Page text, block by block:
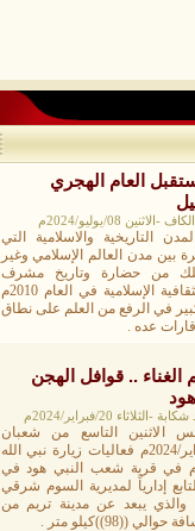
العام الهجري
يوليو/2024م
التاريخية والاسلامية التي
بين مدن العالم الإسلامي وغير
من حضارة وتاريخ مشرف
وتوجت عاصمة الثقافية الإسلامية في العام 2010م
في الرفع من العلم على نطاق
عده .
الغناء .. قوافل الهجن
20/فبراير/2024م
الاثنين التاسع من شعبان
الموافق 19/فبراير/2024م فعاليات زيارة نبي الله
في قرية شعب النبي هود في
إدارياً لمديرية السوم شرقي
يبعد عن مدينة تريم من
((98))كيلو متر .